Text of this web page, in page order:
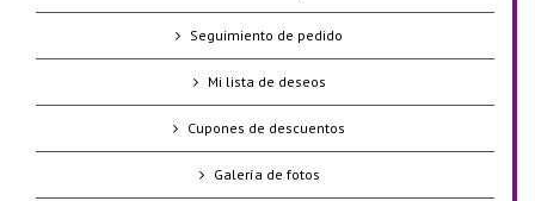
Seguimiento de pedido
Mi lista de deseos
Cupones de descuentos
Galería de fotos